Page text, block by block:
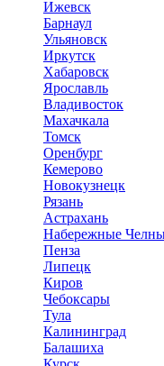
Ижевск
Барнаул
Ульяновск
Иркутск
Хабаровск
Ярославль
Владивосток
Махачкала
Томск
Оренбург
Кемерово
Новокузнецк
Рязань
Астрахань
Набережные
Пенза
Липецк
Киров
Чебоксары
Тула
Калининград
Балашиха